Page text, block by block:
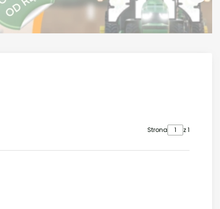
Strona z 1